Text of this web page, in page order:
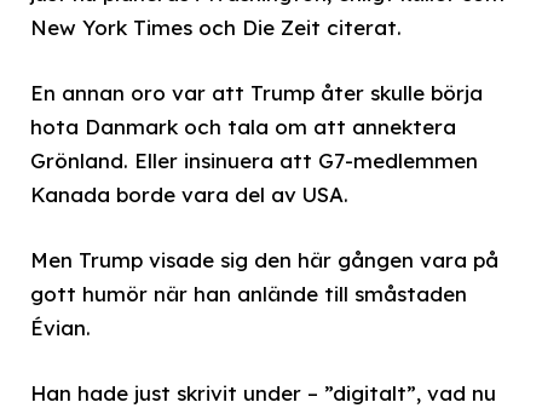
New York Times och Die Zeit citerat.
En annan oro var att Trump åter skulle börja
hota Danmark och tala om att annektera
Grönland. Eller insinuera att G7-medlemmen
Kanada borde vara del av USA.
Men Trump visade sig den här gången vara på
gott humör när han anlände till småstaden
Évian.
Han hade just skrivit under – ”digitalt”, vad nu